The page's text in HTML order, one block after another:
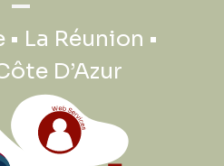
La Réunion •
D’Azur